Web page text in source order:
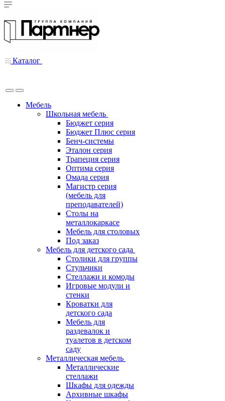
Каталог
Мебель
Школьная мебель
Бюджет серия
Бюджет Плюс серия
Бенч-системы
Эталон серия
Трапеция серия
Оптима серия
Омада серия
Магистр серия
(мебель для
преподавателей)
Столы на
металлокаркасе
Мебель для столовых
Под заказ
Мебель для детского сада
Столики для группы
Стульчики
Стеллажи и комоды
Игровые модули и
стенки
Кроватки для
детского сада
Мебель для
раздевалок и
туалетов в детском
саду
Металлическая мебель
Металлические
стеллажи
Шкафы для одежды
Архивные шкафы